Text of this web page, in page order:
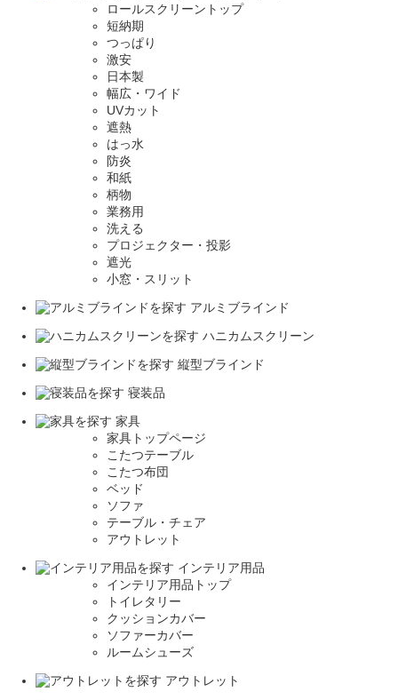
ロールスクリーントップ
短納期
つっぱり
激安
日本製
幅広・ワイド
UVカット
遮熱
はっ水
防炎
和紙
柄物
業務用
洗える
プロジェクター・投影
遮光
小窓・スリット
アルミブラインド
ハニカムスクリーン
縦型ブラインド
寝装品
家具
家具トップページ
こたつテーブル
こたつ布団
ベッド
ソファ
テーブル・チェア
アウトレット
インテリア用品
インテリア用品トップ
トイレタリー
クッションカバー
ソファーカバー
ルームシューズ
アウトレット